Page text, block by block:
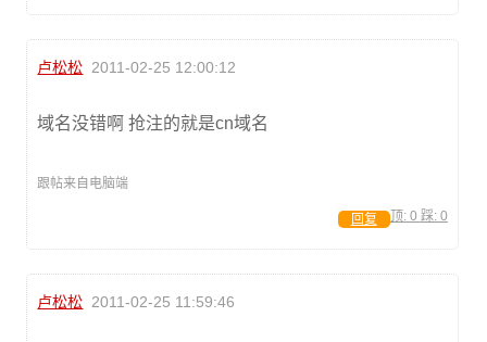
卢松松 2011-02-25 12:00:12
域名没错啊 抢注的就是cn域名
跟帖来自电脑端
顶: 0 踩: 0
回复
卢松松 2011-02-25 11:59:46